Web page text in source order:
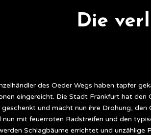
Die
des Oeder Wegs haben tapfer
eingereicht. Die Stadt Frankfurt hat den
und macht nun ihre Drohung,
mit feuerroten Radstreifen und den
Schlagbäume errichtet und unzählige